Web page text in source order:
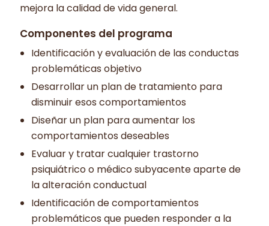
mejora la calidad de vida general.
Componentes del programa
Identificación y evaluación de las conductas
problemáticas objetivo
Desarrollar un plan de tratamiento para
disminuir esos comportamientos
Diseñar un plan para aumentar los
comportamientos deseables
Evaluar y tratar cualquier trastorno
psiquiátrico o médico subyacente aparte de
la alteración conductual
Identificación de comportamientos
problemáticos que pueden responder a la